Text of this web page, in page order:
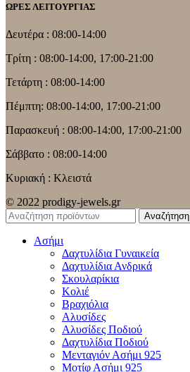
ΩΡΕΣ ΛΕΙΤΟΥΡΓΙΑΣ
Δευτέρα : 08:00-14:00
Τρίτη : 08:00-14:00, 17:00-21:00
Τετάρτη : 08:00-14:00
Πέμπτη: 08:00-14:00, 17:00-21:00
Παρασκευή : 08:00-14:00, 17:00-21:00
Σάββατο : 08:00-14:00
Κυριακή : Κλειστά
© 2022 prodigy-jewels.gr
Αναζήτηση
Ασήμι
Δαχτυλίδια Γυναικεία
Δαχτυλίδια Ανδρικά
Σκουλαρίκια
Κολιέ
Βραχιόλια
Αλυσίδες
Αλυσίδες Ποδιού
Δαχτυλίδια Ποδιού
Μενταγιόν Ασήμι 925
Μοτίφ Ασήμι 925